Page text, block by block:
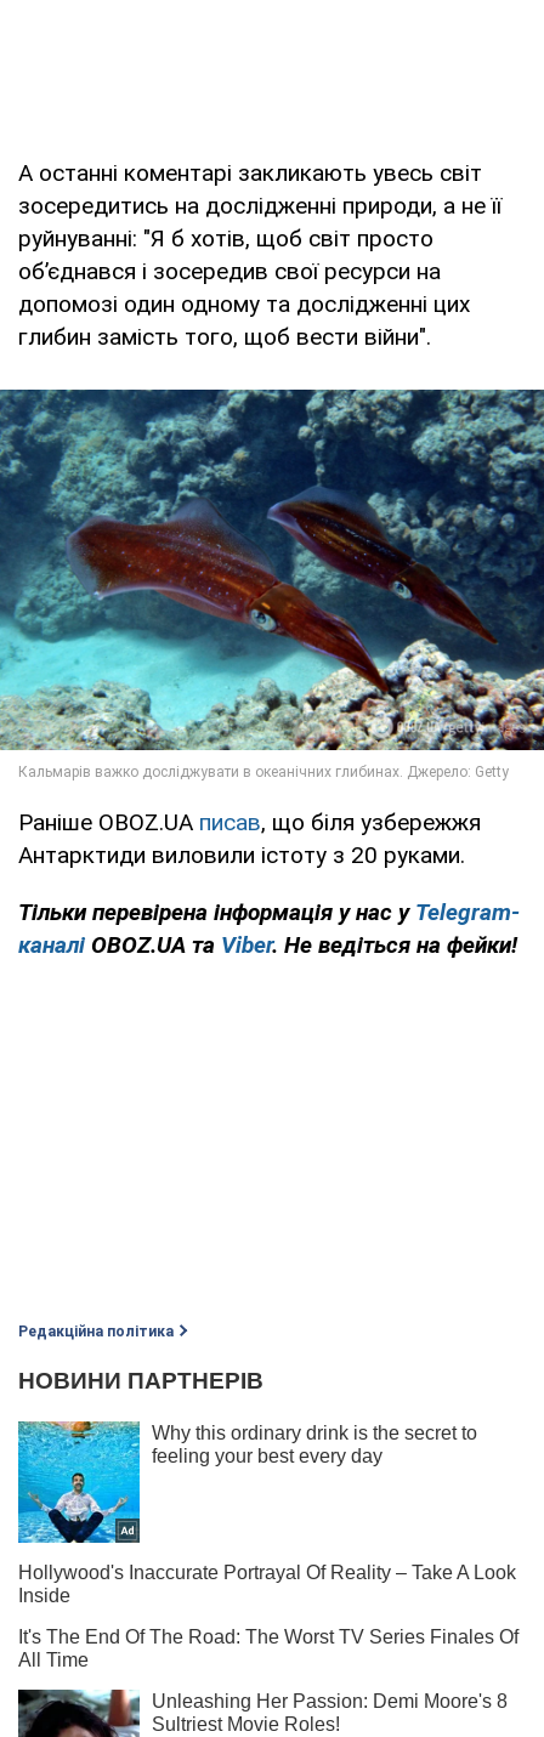
А останні коментарі закликають увесь світ
зосередитись на дослідженні природи, а не її
руйнуванні: "Я б хотів, щоб світ просто
об’єднався і зосередив свої ресурси на
допомозі один одному та дослідженні цих
глибин замість того, щоб вести війни".
Раніше OBOZ.UA писав, що біля узбережжя
Антарктиди виловили істоту з 20 руками.
Тільки перевірена інформація у нас у Telegram-
каналі OBOZ.UA та Viber. Не ведіться на фейки!
Редакційна політика